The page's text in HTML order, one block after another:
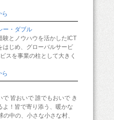
ら
ー・ダブル
験とノウハウを活かしたICT
はじめ、グローバルサービ
スを事業の柱として大きく
ら
で 皆おいで 誰でもおいで き
よ！皆で寄り添う、暖かな
中の、小さな小さな村、